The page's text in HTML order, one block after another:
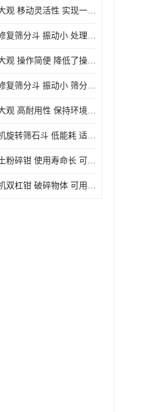
智造大观 移动灵活性 实现一机多用
土壤修复筛分斗 振动小 处理能力大
智造大观 操作简便 降低了操作难度
土壤修复筛分斗 振动小 筛分效果可调节
智造大观 高耐用性 保持环境整洁
挖掘机旋转筛石斗 低能耗 适用范围广
混凝土粉碎钳 使用寿命长 可用于多种场合
挖掘机双杠钳 破碎物体 可用于多种场合